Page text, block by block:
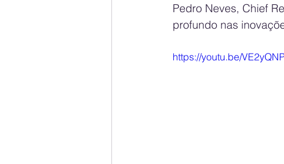
Pedro Neves, Chief
profundo nas
https://youtu.be/